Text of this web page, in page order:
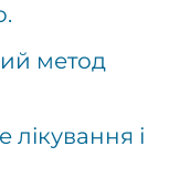
метод
лікування і